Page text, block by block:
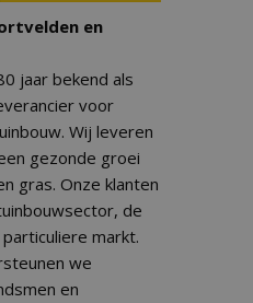
en
jaar bekend als
voor
Wij leveren
gezonde groei
gras. Onze klanten
de
markt.
we
en